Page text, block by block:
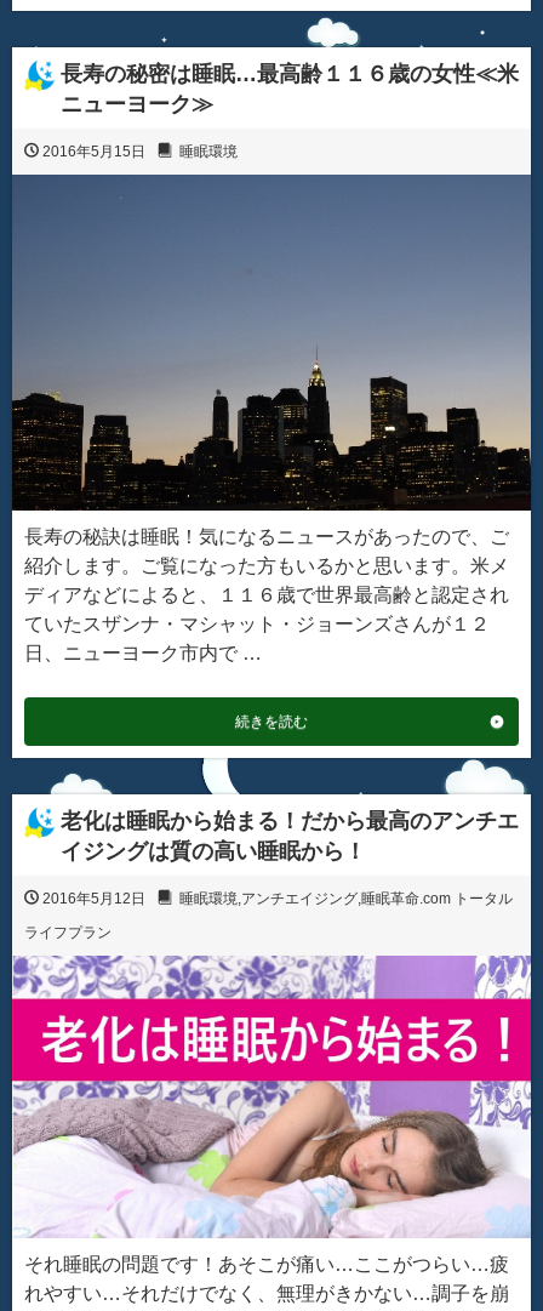
長寿の秘密は睡眠…最高齢１１６歳の女性≪米
ニューヨーク≫
2016年5月15日 睡眠環境
長寿の秘訣は睡眠！気になるニュースがあったので、ご
紹介します。ご覧になった方もいるかと思います。米メ
ディアなどによると、１１６歳で世界最高齢と認定され
ていたスザンナ・マシャット・ジョーンズさんが１２
日、ニューヨーク市内で …
続きを読む
老化は睡眠から始まる！だから最高のアンチエ
イジングは質の高い睡眠から！
2016年5月12日 睡眠環境,アンチエイジング,睡眠革命.com トータル
ライフプラン
それ睡眠の問題です！あそこが痛い…ここがつらい…疲
れやすい…それだけでなく、無理がきかない…調子を崩